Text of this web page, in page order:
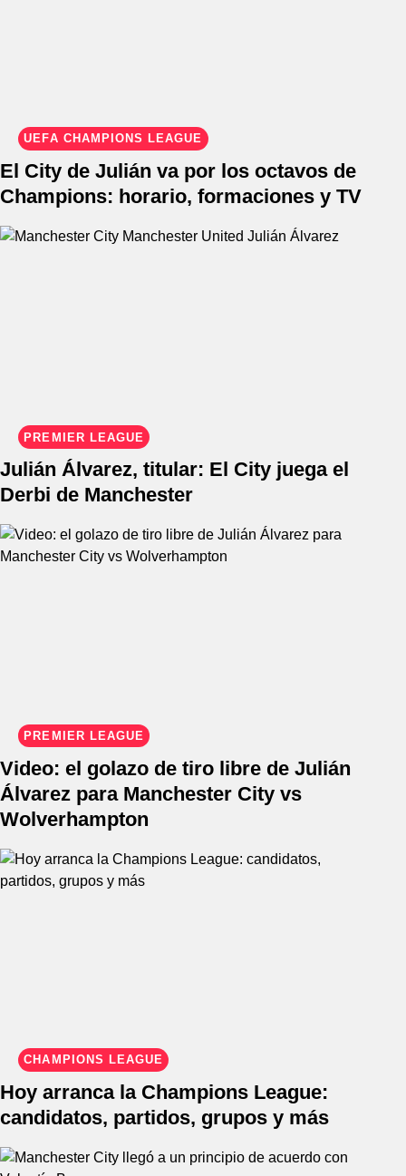
UEFA CHAMPIONS LEAGUE
El City de Julián va por los octavos de
Champions: horario, formaciones y TV
PREMIER LEAGUE
Julián Álvarez, titular: El City juega el
Derbi de Manchester
PREMIER LEAGUE
Video: el golazo de tiro libre de Julián
Álvarez para Manchester City vs
Wolverhampton
CHAMPIONS LEAGUE
Hoy arranca la Champions League:
candidatos, partidos, grupos y más